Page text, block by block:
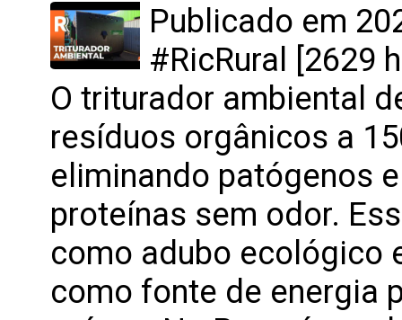
Publicado em
#RicRural [2629
O triturador ambiental
resíduos orgânicos a
eliminando patógenos
proteínas sem odor.
como adubo ecológico
como fonte de energia